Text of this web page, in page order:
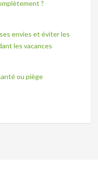
?
envies et éviter les
les vacances
ou piège